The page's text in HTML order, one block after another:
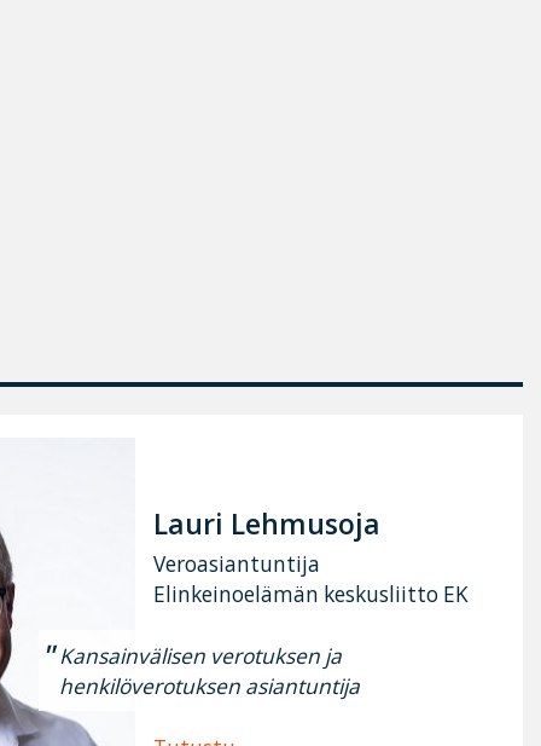
Lauri Lehmusoja
Veroasiantuntija
Elinkeinoelämän keskusliitto EK
Kansainvälisen verotuksen ja
henkilöverotuksen asiantuntija